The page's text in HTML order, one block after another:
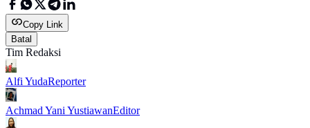
Copy Link
Batal
Tim Redaksi
Alfi YudaReporter
Achmad Yani YustiawanEditor